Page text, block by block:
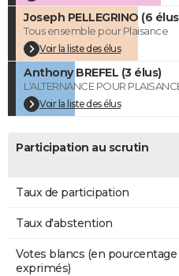
Bricolage
Lifestyle
Culture
Sport
Auto
Television
Voyage
Cinema
Joseph PELLEGRINO (6
Tous ensemble pour Plaisance
Voir la liste des élus
Anthony BREFEL (3 élus)
L'ALTERNANCE POUR
Voir la liste des élus
Participation au scrutin
Taux de participation
Taux d'abstention
Votes blancs (en
exprimés)